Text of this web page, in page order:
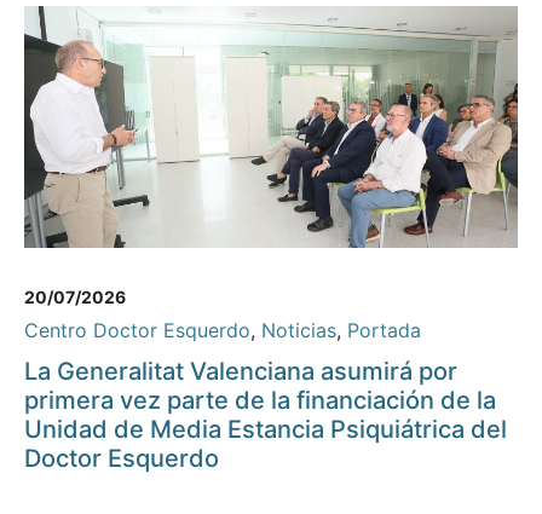
20/07/2026
Centro Doctor Esquerdo, Noticias, Portada
La Generalitat Valenciana asumirá por
primera vez parte de la financiación de la
Unidad de Media Estancia Psiquiátrica del
Doctor Esquerdo